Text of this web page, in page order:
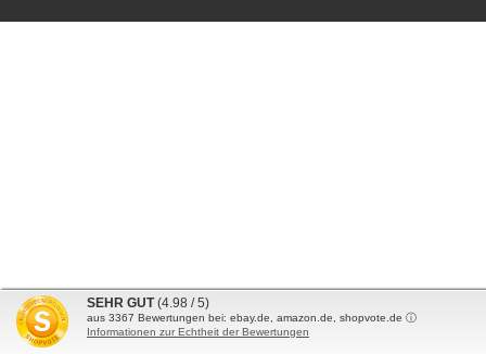
SEHR GUT (4.98 / 5)
aus 3367 Bewertungen bei: ebay.de, amazon.de, shopvote.de ⓘ
Informationen zur Echtheit der Bewertungen